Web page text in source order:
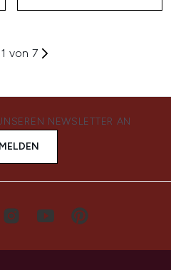
von 7
NEWSLETTER AN